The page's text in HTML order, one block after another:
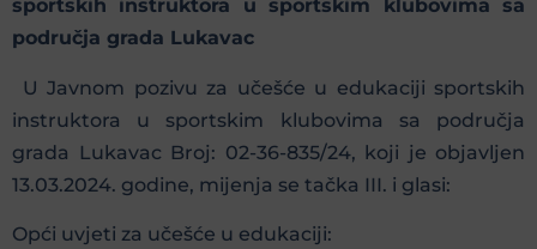
sportskih instruktora u sportskim klubovima sa
područja grada Lukavac
U Javnom pozivu za učešće u edukaciji sportskih
instruktora u sportskim klubovima sa područja
grada Lukavac Broj: 02-36-835/24, koji je objavljen
13.03.2024. godine, mijenja se tačka III. i glasi:
Opći uvjeti za učešće u edukaciji: